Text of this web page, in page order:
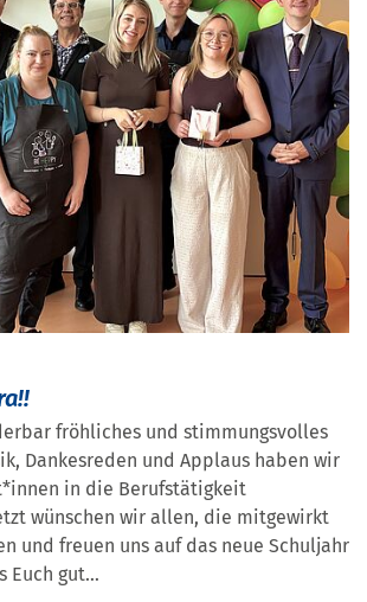
fröhliches und stimmungsvolles
Dankesreden und Applaus haben wir
in die Berufstätigkeit
wünschen wir allen, die mitgewirkt
und freuen uns auf das neue Schuljahr
Euch gut…